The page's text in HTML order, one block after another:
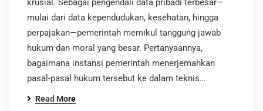
krusial. Sebagai pengendali data pribadi terbesar—
mulai dari data kependudukan, kesehatan, hingga
perpajakan—pemerintah memikul tanggung jawab
hukum dan moral yang besar. Pertanyaannya,
bagaimana instansi pemerintah menerjemahkan
pasal-pasal hukum tersebut ke dalam teknis…
Read More